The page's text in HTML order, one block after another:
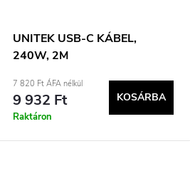
UNITEK USB-C KÁBEL,
240W, 2M
7 820 Ft ÁFA nélkül
9 932 Ft
Raktáron
KOSÁRBA